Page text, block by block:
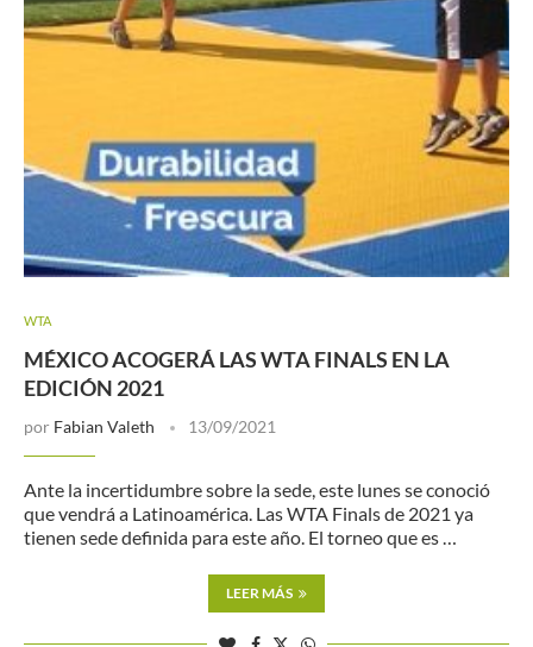
WTA
MÉXICO ACOGERÁ LAS WTA FINALS EN LA
EDICIÓN 2021
por Fabian Valeth 13/09/2021
Ante la incertidumbre sobre la sede, este lunes se conoció
que vendrá a Latinoamérica. Las WTA Finals de 2021 ya
tienen sede definida para este año. El torneo que es …
LEER MÁS